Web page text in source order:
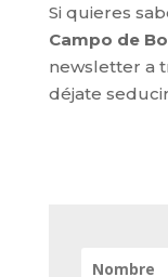
Si quieres
Campo de
newsletter a
déjate